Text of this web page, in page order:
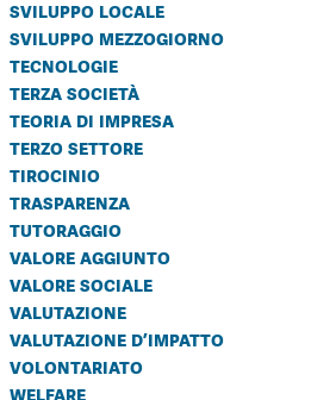
sviluppo locale
sviluppo mezzogiorno
tecnologie
terza società
teoria di impresa
terzo settore
tirocinio
trasparenza
tutoraggio
valore aggiunto
valore sociale
valutazione
valutazione d’impatto
volontariato
welfare